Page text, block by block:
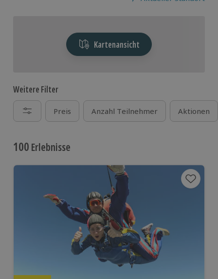
Kartenansicht
Weitere Filter
Preis Anzahl Teilnehmer Aktionen
100 Erlebnisse